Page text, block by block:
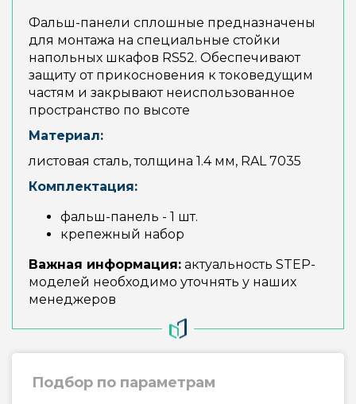
Фальш-панели сплошные предназначены
для монтажа на специальные стойки
напольных шкафов RS52. Обеспечивают
защиту от прикосновения к токоведущим
частям и закрывают неиспользованное
пространство по высоте
Материал:
листовая сталь, толщина 1.4 мм, RAL 7035
Комплектация:
фальш-панель - 1 шт.
крепежный набор
Важная информация: актуальность STEP-
моделей необходимо уточнять у наших
менеджеров
Подбор по параметрам